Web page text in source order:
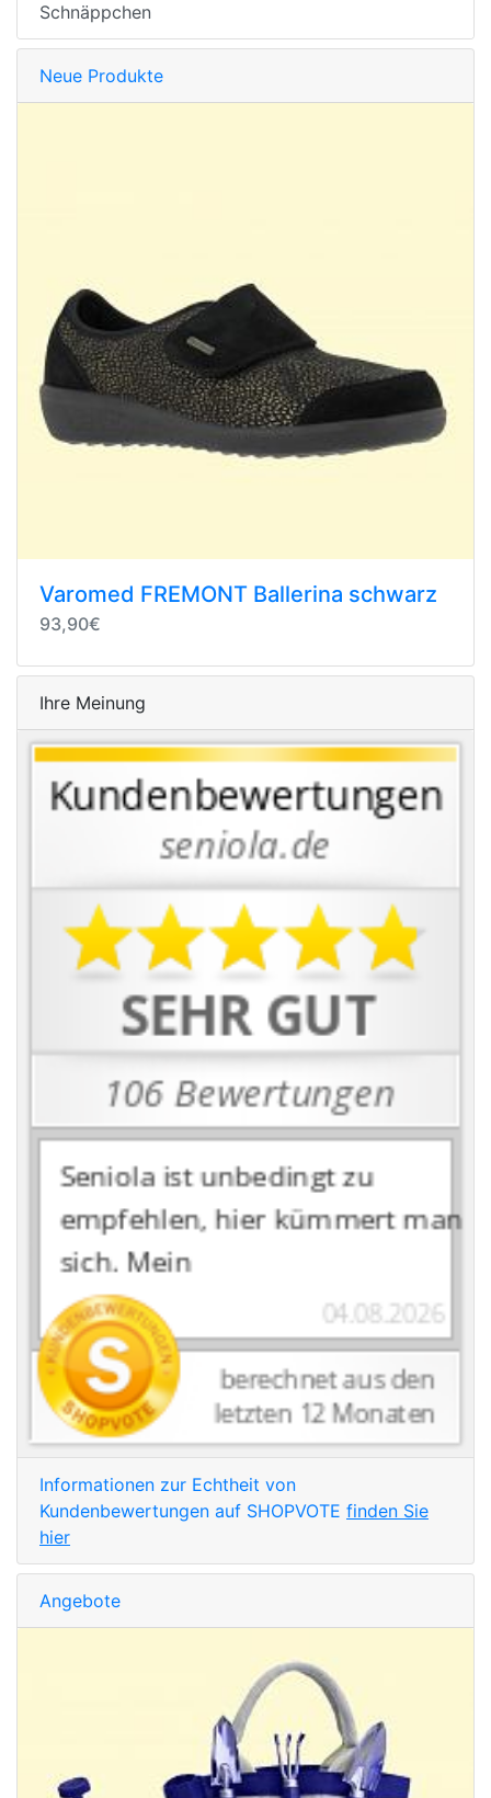
Schnäppchen
Neue Produkte
Varomed FREMONT Ballerina schwarz
93,90€
Ihre Meinung
Informationen zur Echtheit von
Kundenbewertungen auf SHOPVOTE finden Sie
hier
Angebote